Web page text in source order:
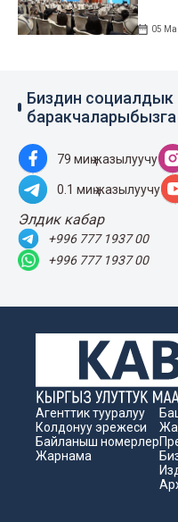
05
Биздин социалдык
79 миң жазылуучу
0.1 миң жазылуучу
Элдик кабар
+996 777 1937 00
+996 777 1937 00
Агенттик тууралуу
Колдонуу эрежеси
Байланыш номерлер
Жарнама